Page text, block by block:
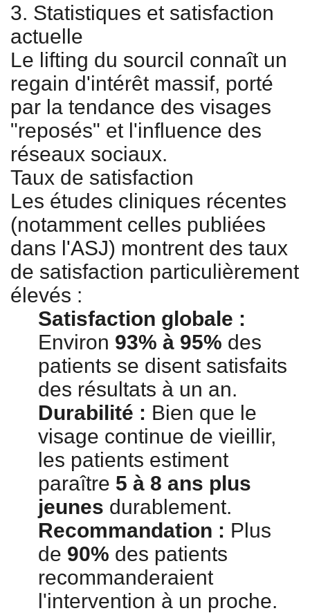
3. Statistiques et satisfaction
actuelle
Le lifting du sourcil connaît un
regain d'intérêt massif, porté
par la tendance des visages
"reposés" et l'influence des
réseaux sociaux.
Taux de satisfaction
Les études cliniques récentes
(notamment celles publiées
dans l'ASJ) montrent des taux
de satisfaction particulièrement
élevés :
Satisfaction globale :
Environ 93% à 95% des
patients se disent satisfaits
des résultats à un an.
Durabilité : Bien que le
visage continue de vieillir,
les patients estiment
paraître 5 à 8 ans plus
jeunes durablement.
Recommandation : Plus
de 90% des patients
recommanderaient
l'intervention à un proche.